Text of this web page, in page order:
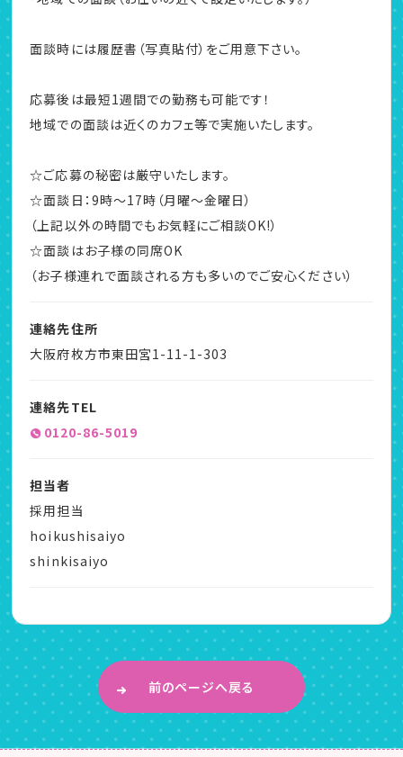
面談時には履歴書（写真貼付）をご用意下さい。
応募後は最短1週間での勤務も可能です！
地域での面談は近くのカフェ等で実施いたします。
☆ご応募の秘密は厳守いたします。
☆面談日：9時～17時（月曜～金曜日）
（上記以外の時間でもお気軽にご相談OK!）
☆面談はお子様の同席OK
（お子様連れで面談される方も多いのでご安心ください）
連絡先住所
大阪府枚方市東田宮1-11-1-303
連絡先TEL
0120-86-5019
担当者
採用担当
hoikushisaiyo
shinkisaiyo
前のページへ戻る